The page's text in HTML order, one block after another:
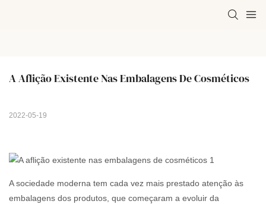
A Aflição Existente Nas Embalagens De Cosméticos
2022-05-19
A sociedade moderna tem cada vez mais prestado atenção às
embalagens dos produtos, que começaram a evoluir da